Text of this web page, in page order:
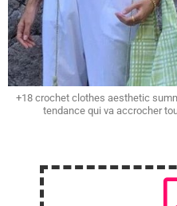
+18 crochet clothes aesthetic
tendance qui va accrocher